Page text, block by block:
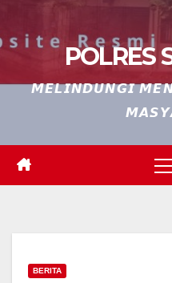
POLRES
𝙈𝙀𝙇𝙄𝙉𝘿𝙐𝙉𝙂𝙄
BERITA